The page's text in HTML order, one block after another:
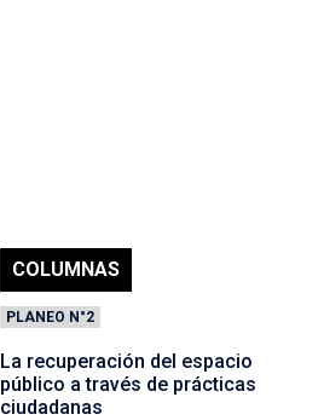
COLUMNAS
PLANEO N°2
La recuperación del espacio
público a través de prácticas
ciudadanas